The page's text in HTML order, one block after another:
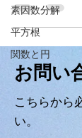
素因数分解
平方根
関数と円
お問い
こちらから
い。